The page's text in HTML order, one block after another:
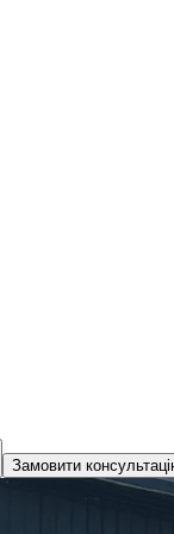
Замовити